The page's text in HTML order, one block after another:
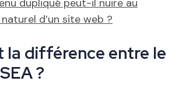
d’un site web ?
la différence entre le
?